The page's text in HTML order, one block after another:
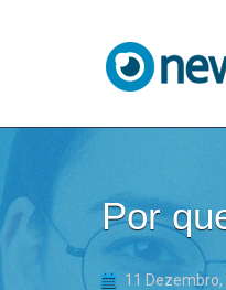
Blog NewLentes
Por
11 Dezembro,